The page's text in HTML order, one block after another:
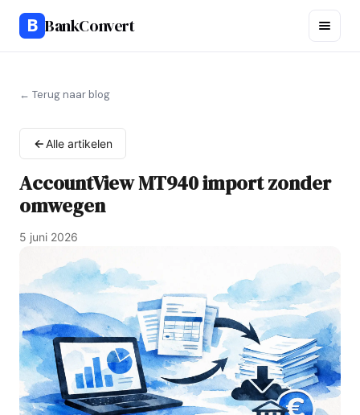
B BankConvert
← Terug naar blog
Alle artikelen
AccountView MT940 import zonder
omwegen
5 juni 2026